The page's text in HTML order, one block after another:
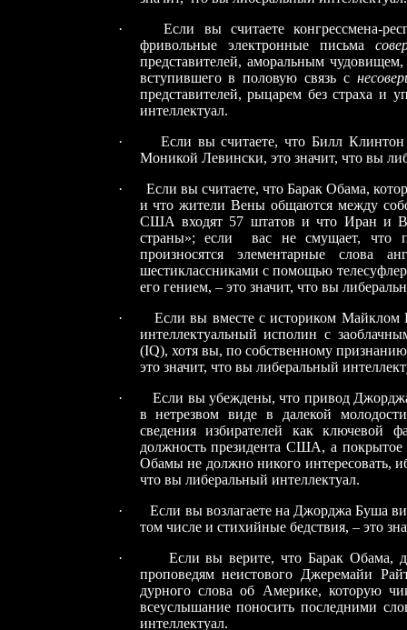
·
Если вы считаете конгрессмена-
фривольные электронные письма
представителей, аморальным
вступившего в половую связь с
представителей, рыцарем без страха и
интеллектуал.
·
Если вы считаете, что Билл
Моникой Левински, это значит, что вы
·
Если вы считаете, что Барак Обама,
и что жители Вены общаются между
США входят 57 штатов и что Иран и
страны»; если вас не смущает, что
произносятся элементарные слова
шестиклассниками с помощью
его гением, – это значит, что вы
·
Если вы вместе с историком
интеллектуальный исполин с
(IQ), хотя вы, по собственному
это значит, что вы либеральный
·
Если вы убеждены, что привод
в нетрезвом виде в далекой
сведения избирателей как ключевой
должность президента США, а
Обамы не должно никого интересовать,
что вы либеральный интеллектуал.
·
Если вы возлагаете на Джорджа Буша
том числе и стихийные бедствия, – это
·
Если вы верите, что Барак Обама,
проповедям неистового Джеремайи
дурного слова об Америке, которую
всеуслышание поносить последними
интеллектуал.